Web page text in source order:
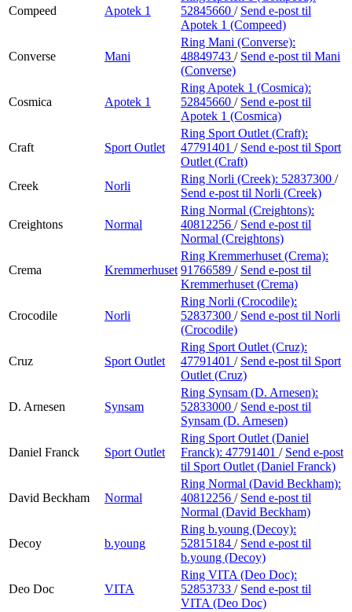
Compeed Apotek 1
52845660 / Send e-post til
Apotek 1 (Compeed)
Converse Mani
Ring Mani (Converse):
48849743 / Send e-post til Mani
(Converse)
Cosmica Apotek 1
Ring Apotek 1 (Cosmica):
52845660 / Send e-post til
Apotek 1 (Cosmica)
Craft Sport Outlet
Ring Sport Outlet (Craft):
47791401 / Send e-post til Sport
Outlet (Craft)
Creek
Norli
Ring Norli (Creek): 52837300 /
Send e-post til Norli (Creek)
Creightons Normal
Ring Normal (Creightons):
40812256 / Send e-post til
Normal (Creightons)
Crema Kremmerhuset
Ring Kremmerhuset (Crema):
91766589 / Send e-post til
Kremmerhuset (Crema)
Crocodile Norli
Ring Norli (Crocodile):
52837300 / Send e-post til Norli
(Crocodile)
Cruz Sport Outlet
Ring Sport Outlet (Cruz):
47791401 / Send e-post til Sport
Outlet (Cruz)
D. Arnesen Synsam
Ring Synsam (D. Arnesen):
52833000 / Send e-post til
Synsam (D. Arnesen)
Daniel Franck Sport Outlet
Ring Sport Outlet (Daniel
Franck): 47791401 / Send e-post
til Sport Outlet (Daniel Franck)
David Beckham Normal
Ring Normal (David Beckham):
40812256 / Send e-post til
Normal (David Beckham)
Decoy b.young
Ring b.young (Decoy):
52815184 / Send e-post til
b.young (Decoy)
Deo Doc VITA
Ring VITA (Deo Doc):
52853733 / Send e-post til
VITA (Deo Doc)